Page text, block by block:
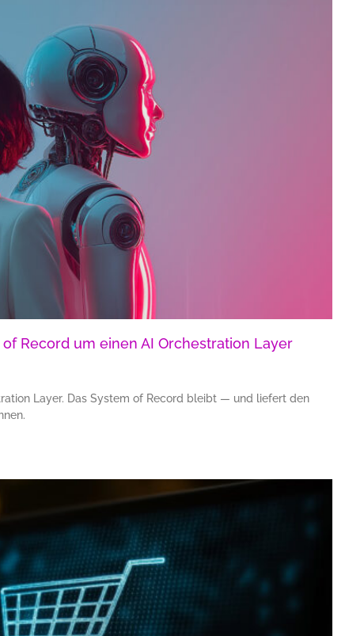
Record um einen AI Orchestration Layer
Layer. Das System of Record bleibt — und liefert den